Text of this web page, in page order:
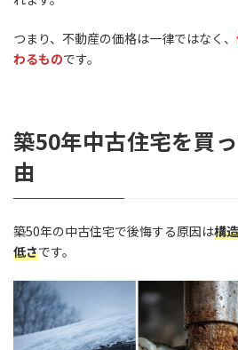
つまり、不動産の価格は一律ではなく、
わるものです。
築50年中古住宅を買
由
築50年の中古住宅で後悔する原因は構
低さです。